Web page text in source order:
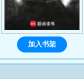
加入书架